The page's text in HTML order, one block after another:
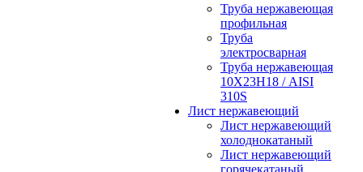
Труба нержавеющая
профильная
Труба
электросварная
Труба нержавеющая
10Х23Н18 / AISI
310S
Лист нержавеющий
Лист нержавеющий
холоднокатаный
Лист нержавеющий
горячекатаный